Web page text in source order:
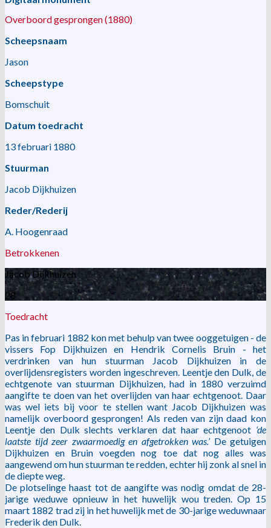
Overboord gesprongen (1880)
Scheepsnaam
Jason
Scheepstype
Bomschuit
Datum toedracht
13 februari 1880
Stuurman
Jacob Dijkhuizen
Reder/Rederij
A. Hoogenraad
Betrokkenen
Jacob Dijkhuizen
28
Toedracht
Pas in februari 1882 kon met behulp van twee ooggetuigen - de
vissers Fop Dijkhuizen en Hendrik Cornelis Bruin - het
verdrinken van hun stuurman Jacob Dijkhuizen in de
overlijdensregisters worden ingeschreven. Leentje den Dulk, de
echtgenote van stuurman Dijkhuizen, had in 1880 verzuimd
aangifte te doen van het overlijden van haar echtgenoot. Daar
was wel iets bij voor te stellen want Jacob Dijkhuizen was
namelijk overboord gesprongen! Als reden van zijn daad kon
Leentje den Dulk slechts verklaren dat haar echtgenoot ‘de
laatste tijd zeer zwaarmoedig en afgetrokken was.’De getuigen
Dijkhuizen en Bruin voegden nog toe dat nog alles was
aangewend om hun stuurman te redden, echter hij zonk al snel in
de diepte weg.
De plotselinge haast tot de aangifte was nodig omdat de 28-
jarige weduwe opnieuw in het huwelijk wou treden. Op 15
maart 1882 trad zij in het huwelijk met de 30-jarige weduwnaar
Frederik den Dulk.